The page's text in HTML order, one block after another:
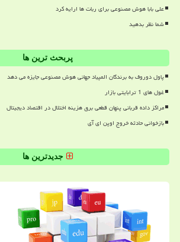
علی بابا هوش مصنوعی برای ربات ها ارایه کرد
شما نظر بدهید
پربحث ترین ها
پاول دوروف به برندگان المپیاد جهانی هوش مصنوعی جایزه می دهد
غول های 1 ترابایتی بازار
مراکز داده قربانی پنهان قطعی برق هزینه اختلال در اقتصاد دیجیتال
بازخوانی حادثه خروج اوپن ای آی
جدیدترین ها